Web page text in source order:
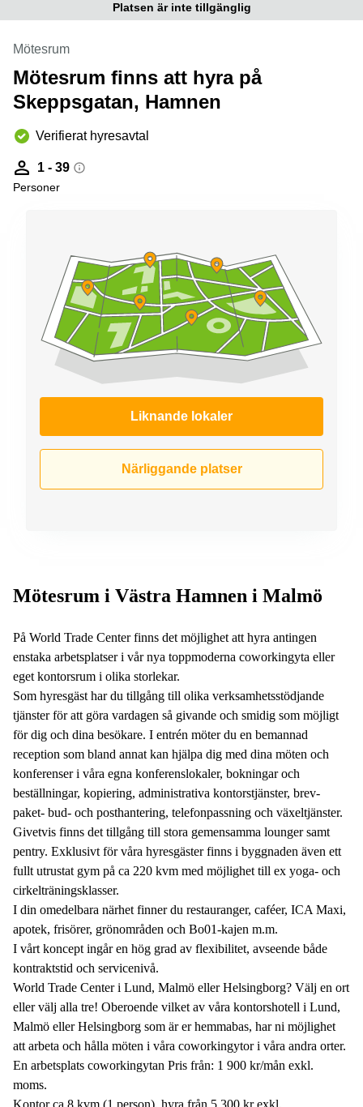
Platsen är inte tillgänglig
Mötesrum
Mötesrum finns att hyra på
Skeppsgatan, Hamnen
Verifierat hyresavtal
1 - 39
Personer
Liknande lokaler
Närliggande platser
Mötesrum i Västra Hamnen i Malmö
På World Trade Center finns det möjlighet att hyra antingen
enstaka arbetsplatser i vår nya toppmoderna coworkingyta eller
eget kontorsrum i olika storlekar.
Som hyresgäst har du tillgång till olika verksamhetsstödjande
tjänster för att göra vardagen så givande och smidig som möjligt
för dig och dina besökare. I entrén möter du en bemannad
reception som bland annat kan hjälpa dig med dina möten och
konferenser i våra egna konferenslokaler, bokningar och
beställningar, kopiering, administrativa kontorstjänster, brev-
paket- bud- och posthantering, telefonpassning och växeltjänster.
Givetvis finns det tillgång till stora gemensamma lounger samt
pentry. Exklusivt för våra hyresgäster finns i byggnaden även ett
fullt utrustat gym på ca 220 kvm med möjlighet till ex yoga- och
cirkelträningsklasser.
I din omedelbara närhet finner du restauranger, caféer, ICA Maxi,
apotek, frisörer, grönområden och Bo01-kajen m.m.
I vårt koncept ingår en hög grad av flexibilitet, avseende både
kontraktstid och servicenivå.
World Trade Center i Lund, Malmö eller Helsingborg? Välj en ort
eller välj alla tre! Oberoende vilket av våra kontorshotell i Lund,
Malmö eller Helsingborg som är er hemmabas, har ni möjlighet
att arbeta och hålla möten i våra coworkingytor i våra andra orter.
En arbetsplats coworkingytan Pris från: 1 900 kr/mån exkl.
moms.
Kontor ca 8 kvm (1 person), hyra från 5 300 kr exkl.